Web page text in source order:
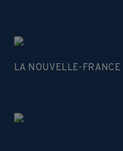
LA NOUVELLE-FRANCE